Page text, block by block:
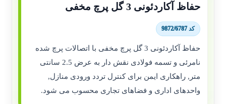
حفاظ آکاردئونی 3 گل پرچ مخفی
کد 9872/6787
حفاظ آکاردئونی 3 گل پرچ مخفی با اتصالات پرچ شده
نامرئی و تسمه فولادی نقش دار به عرض 2.5 سانتی
متر, راهکاری ایمن برای کنترل تردد ورودی منازل,
واحدهای اداری و فضاهای تجاری محسوب می شود.